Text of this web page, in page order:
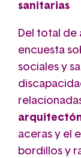
sanitarias
Del total de
encuesta
sociales y
aceras y el
bordillos y